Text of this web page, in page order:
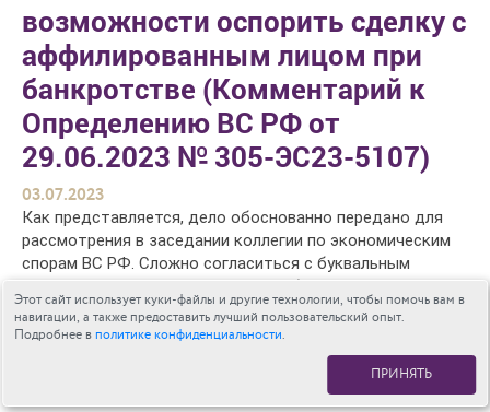
Этот сайт использует куки-файлы и другие технологии, чтобы помочь вам в
навигации, а также предоставить лучший пользовательский опыт.
Подробнее вполитике конфиденциальности.
ПРИНЯТЬ
возможности оспорить сделку с
аффилированным лицом при
банкротстве (Комментарий к
Определению ВС РФ от
29.06.2023 № 305-ЭС23-5107)
03.07.2023
Как представляется, дело обоснованно передано для
рассмотрения в заседании коллегии по экономическим
спорам ВС РФ. Сложно согласиться с буквальным
толкованием п. 1 ст. 61.1 Закона о банкротстве,
содержащимся в постановлении суда округа. Подход
первой инстанции видится более правильным.
Так, Арбитражный суд г. Москвы сослался на п. 7 ст.
213.6 Закона о банкротстве и позицию ВС РФ из